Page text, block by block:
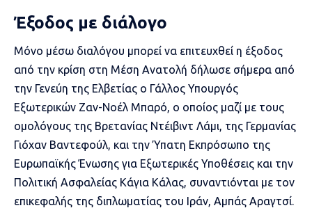
Έξοδος με διάλογο
Μόνο μέσω διαλόγου μπορεί να επιτευχθεί η έξοδος
από την κρίση στη Μέση Ανατολή δήλωσε σήμερα από
την Γενεύη της Ελβετίας ο Γάλλος Υπουργός
Εξωτερικών Ζαν-Νοέλ Μπαρό, ο οποίος μαζί με τους
ομολόγους της Βρετανίας Ντέιβιντ Λάμι, της Γερμανίας
Γιόχαν Βαντεφούλ, και την Ύπατη Εκπρόσωπο της
Ευρωπαϊκής Ένωσης για Εξωτερικές Υποθέσεις και την
Πολιτική Ασφαλείας Κάγια Κάλας, συναντιόνται με τον
επικεφαλής της διπλωματίας του Ιράν, Αμπάς Αραγτσί.